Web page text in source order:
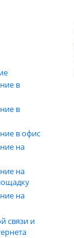
в
в
в офис
на
на
на
связи и